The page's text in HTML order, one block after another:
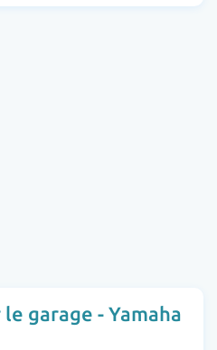
garage - Yamaha